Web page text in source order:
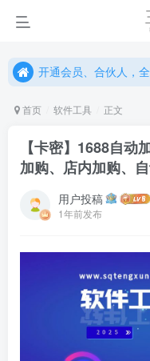
开通会员、合伙人，全站资源免费
开通会员、合伙人，全站资源免费获
首页 软件工具 正文
【卡密】1688自动
加购、店内加购、
用户投稿
1年前发布